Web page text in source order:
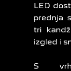
LED
prednja
tri
izgled i
S